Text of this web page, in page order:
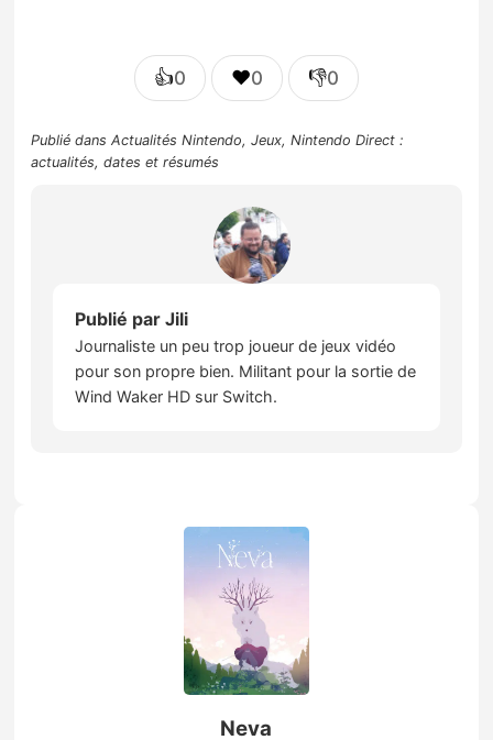
👍0 ❤️0 👎0
Publié dansActualités Nintendo,Jeux,Nintendo Direct :
actualités, dates et résumés
Publié parJili
Journaliste un peu trop joueur de jeux vidéo
pour son propre bien. Militant pour la sortie de
Wind Waker HD sur Switch.
Neva